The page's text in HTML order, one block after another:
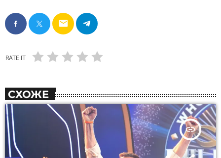
email
RATE IT
СХОЖЕ
insert_link